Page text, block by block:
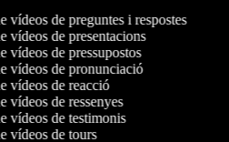
vídeos de preguntes i respostes
vídeos de presentacions
vídeos de pressupostos
vídeos de pronunciació
vídeos de reacció
vídeos de ressenyes
vídeos de testimonis
vídeos de tours